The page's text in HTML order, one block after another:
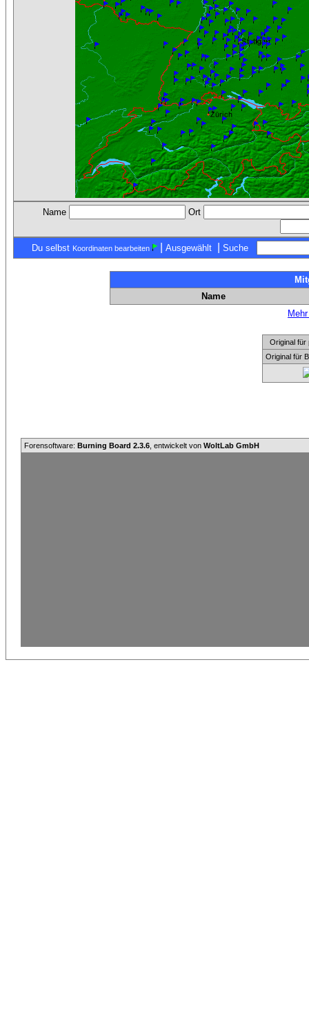
Name Ort
Du selbst Koordinaten bearbeiten | Ausgewählt Suche
Name
Original für
Original für
Forensoftware: Burning Board 2.3.6 , entwickelt von WoltLab GmbH